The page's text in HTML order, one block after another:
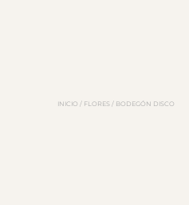
INICIO / FLORES / BODEGÓN DISCO